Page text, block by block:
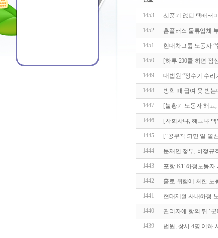
1453 선풍기 없던 택배터
1452 홈플러스 물류업체
1451 현대차그룹 노동자
1450 [하루 200콜 하면 점
1449 대법원 “정수기 수
1448 방학 때 급여 못 받
1447 [불황기 노동자 해
1446 [자회사냐, 해고냐
1445 [“공무직 되면 일 열
1444 문재인 정부, 비정
1443 포항 KT 하청노동
1442 홀로 위험에 처한
1441 현대제철 사내하청
1440 관리자에 항의 뒤 ‘
1439 법원, 상시 4명 이하